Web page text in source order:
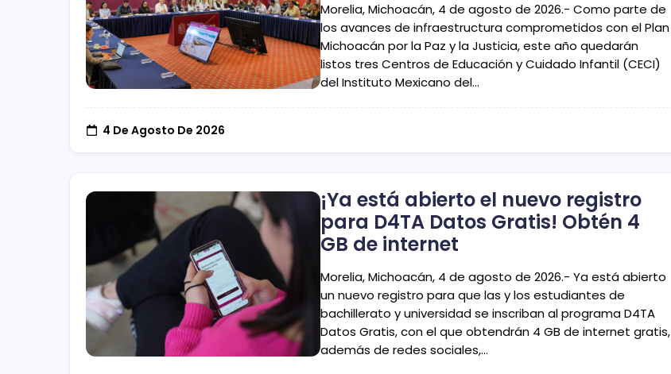
Morelia, Michoacán, 4 de agosto de 2026.- Como parte de
los avances de infraestructura comprometidos con el Plan
Michoacán por la Paz y la Justicia, este año quedarán
listos tres Centros de Educación y Cuidado Infantil (CECI)
del Instituto Mexicano del…
4 De Agosto De 2026
¡Ya está abierto el nuevo registro
para D4TA Datos Gratis! Obtén 4
GB de internet
Morelia, Michoacán, 4 de agosto de 2026.- Ya está abierto
un nuevo registro para que las y los estudiantes de
bachillerato y universidad se inscriban al programa D4TA
Datos Gratis, con el que obtendrán 4 GB de internet gratis,
además de redes sociales,…